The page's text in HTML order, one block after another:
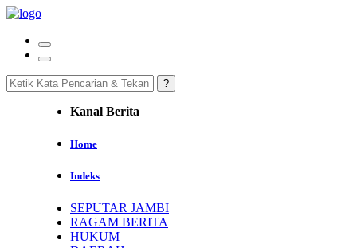
Kanal Berita
Home
Indeks
SEPUTAR JAMBI
RAGAM BERITA
HUKUM